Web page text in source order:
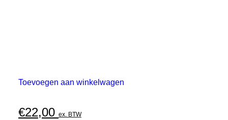
Toevoegen aan winkelwagen
€22,00 ex. BTW